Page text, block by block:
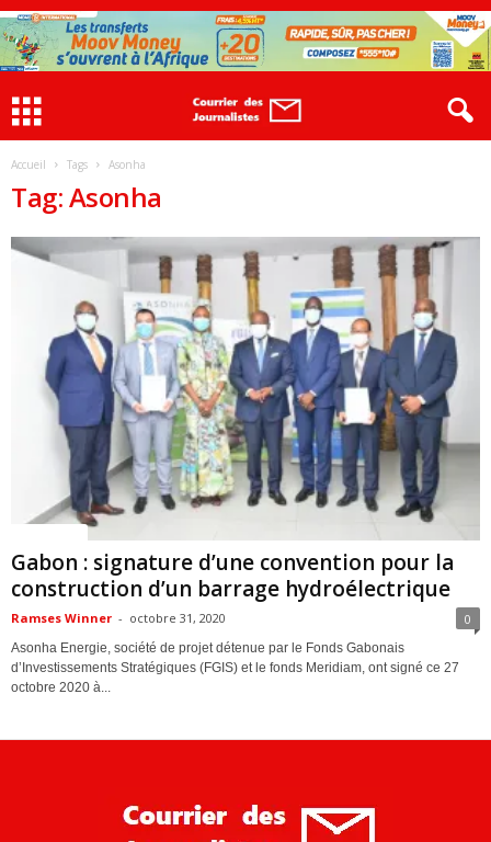
Accueil Tags Asonha
Tag: Asonha
Gabon : signature d’une convention pour la
construction d’un barrage hydroélectrique
Ramses Winner - octobre 31, 2020 0
Asonha Energie, société de projet détenue par le Fonds Gabonais
d’Investissements Stratégiques (FGIS) et le fonds Meridiam, ont signé ce 27
octobre 2020 à...